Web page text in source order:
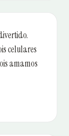
celulares
amamos